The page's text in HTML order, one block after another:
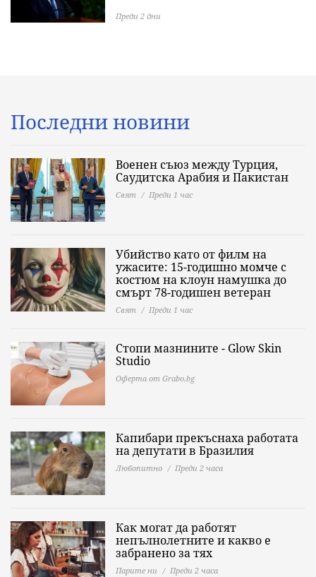
Преди 2 дни
Последни новини
Военен съюз между Турция,
Саудитска Арабия и Пакистан
Свят Преди 1 час
Убийство като от филм на
ужасите: 15-годишно момче с
костюм на клоун намушка до
смърт 78-годишен ветеран
Свят Преди 1 час
Стопи мазнините - Glow Skin
Studio
Оферта от Grabo.bg
Капибари прекъснаха работата
на депутати в Бразилия
Любопитно Преди 2 часа
Как могат да работят
непълнолетните и какво е
забранено за тях
Парите ни Преди 2 часа